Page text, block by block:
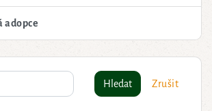
adopce
Hledat Zrušit